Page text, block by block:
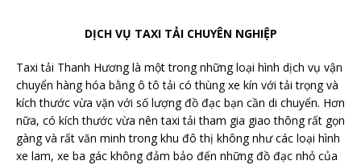
DỊCH VỤ TAXI TẢI CHUYÊN NGHIỆP
Taxi tải Thanh Hương là một trong những loại hình dịch vụ vận
chuyển hàng hóa bằng ô tô tải có thùng xe kín với tải trọng và
kích thước vừa vặn với số lượng đồ đạc bạn cần di chuyển. Hơn
nữa, có kích thước vừa nên taxi tải tham gia giao thông rất gọn
gàng và rất văn minh trong khu đô thị không như các loại hình
xe lam, xe ba gác không đảm bảo đến những đồ đạc nhỏ của